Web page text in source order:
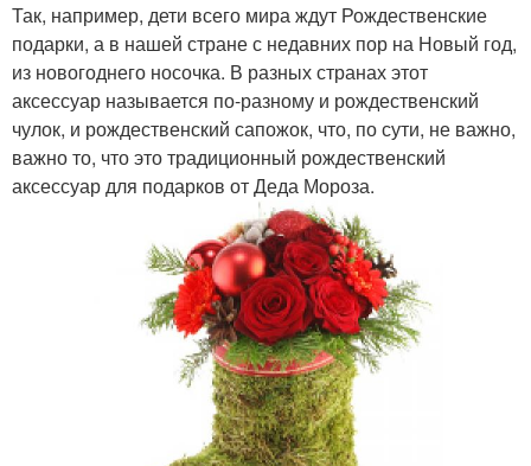
Так, например, дети всего мира ждут Рождественские
подарки, а в нашей стране с недавних пор на Новый год,
из новогоднего носочка. В разных странах этот
аксессуар называется по-разному и рождественский
чулок, и рождественский сапожок, что, по сути, не важно,
важно то, что это традиционный рождественский
аксессуар для подарков от Деда Мороза.